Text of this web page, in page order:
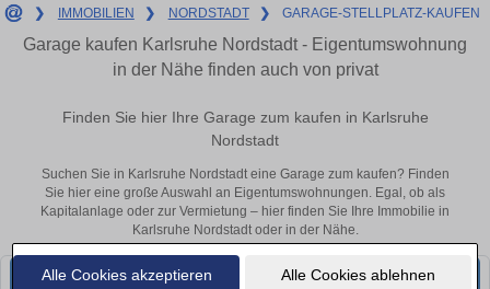
Alle Cookies akzeptieren Alle Cookies ablehnen
❯ IMMOBILIEN ❯ NORDSTADT ❯ GARAGE-STELLPLATZ-KAUFEN
Garage kaufen Karlsruhe Nordstadt - Eigentumswohnung
in der Nähe finden auch von privat
Finden Sie hier Ihre Garage zum kaufen in Karlsruhe
Nordstadt
Suchen Sie in Karlsruhe Nordstadt eine Garage zum kaufen? Finden
Sie hier eine große Auswahl an Eigentumswohnungen. Egal, ob als
Kapitalanlage oder zur Vermietung – hier finden Sie Ihre Immobilie in
Karlsruhe Nordstadt oder in der Nähe.